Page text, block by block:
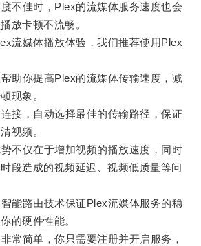
佳时，Plex的流媒体服务速度也会
放卡顿不流畅。
媒体播放体验，我们推荐使用Plex
你提高Plex的流媒体传输速度，减
现象。
，自动选择最佳的传输路径，保证
视频。
仅在于增加视频的播放速度，同时
段造成的视频延迟、视频低质量等问
路由技术保证Plex流媒体服务的稳
的硬件性能。
简单，你只需要注册并开启服务，